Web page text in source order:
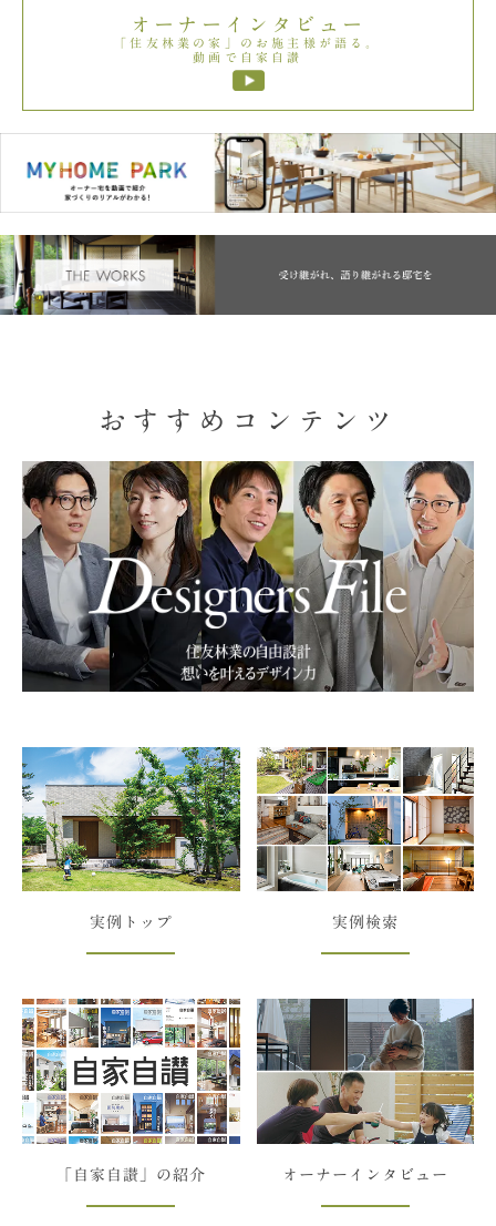
オーナーインタビュー
「住友林業の家」のお施主様が語る。
動画で自家自讃
おすすめコンテンツ
実例トップ 実例検索
「自家自讃」の紹介 オーナーインタビュー